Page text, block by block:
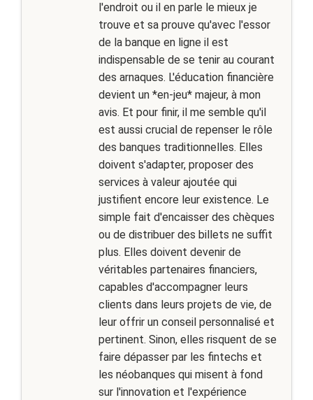
l'endroit ou il en parle le mieux je
trouve et sa prouve qu'avec l'essor
de la banque en ligne il est
indispensable de se tenir au courant
des arnaques. L'éducation financière
devient un *en-jeu* majeur, à mon
avis. Et pour finir, il me semble qu'il
est aussi crucial de repenser le rôle
des banques traditionnelles. Elles
doivent s'adapter, proposer des
services à valeur ajoutée qui
justifient encore leur existence. Le
simple fait d'encaisser des chèques
ou de distribuer des billets ne suffit
plus. Elles doivent devenir de
véritables partenaires financiers,
capables d'accompagner leurs
clients dans leurs projets de vie, de
leur offrir un conseil personnalisé et
pertinent. Sinon, elles risquent de se
faire dépasser par les fintechs et
les néobanques qui misent à fond
sur l'innovation et l'expérience